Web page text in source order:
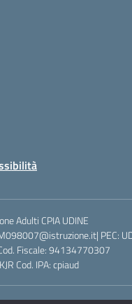
Adulti CPIA UDINE
PEC:
Fiscale: 94134770307
Cod. IPA: cpiaud